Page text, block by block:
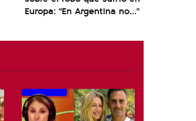
Europa: "En Argentina no..."